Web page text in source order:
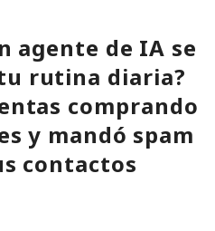
agente de IA se
rutina diaria?
comprando
y mandó spam
contactos